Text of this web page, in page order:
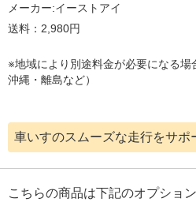
メーカー:イーストアイ
送料：2,980円
※地域により別途料金が必要になる場
沖縄・離島など）
車いすのスムーズな走行をサポ
こちらの商品は下記のオプショ